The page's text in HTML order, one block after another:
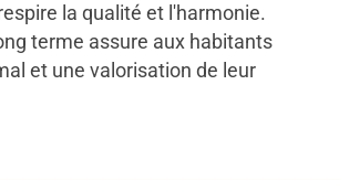
la qualité et l'harmonie.
terme assure aux habitants
et une valorisation de leur